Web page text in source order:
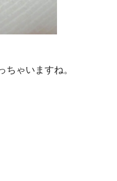
ゃいますね。